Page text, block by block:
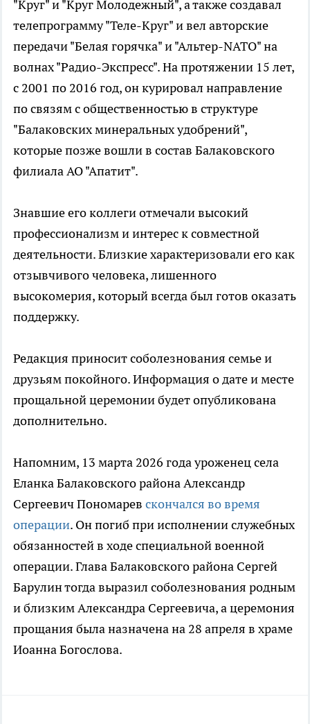
"Круг" и "Круг Молодежный", а также создавал
телепрограмму "Теле-Круг" и вел авторские
передачи "Белая горячка" и "Альтер-NATO" на
волнах "Радио-Экспресс". На протяжении 15 лет,
с 2001 по 2016 год, он курировал направление
по связям с общественностью в структуре
"Балаковских минеральных удобрений",
которые позже вошли в состав Балаковского
филиала АО "Апатит".
Знавшие его коллеги отмечали высокий
профессионализм и интерес к совместной
деятельности. Близкие характеризовали его как
отзывчивого человека, лишенного
высокомерия, который всегда был готов оказать
поддержку.
Редакция приносит соболезнования семье и
друзьям покойного. Информация о дате и месте
прощальной церемонии будет опубликована
дополнительно.
Напомним, 13 марта 2026 года уроженец села
Еланка Балаковского района Александр
Сергеевич Пономарев скончался во время
операции. Он погиб при исполнении служебных
обязанностей в ходе специальной военной
операции. Глава Балаковского района Сергей
Барулин тогда выразил соболезнования родным
и близким Александра Сергеевича, а церемония
прощания была назначена на 28 апреля в храме
Иоанна Богослова.